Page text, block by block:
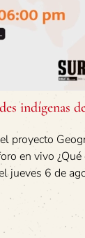
indígenas
proyecto
en vivo
jueves 6 de